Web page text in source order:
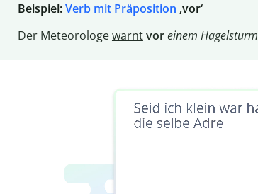
Beispiel:Verb mit Präposition ‚vor‘
Der Meteorologewarntvoreinem Hagelsturm